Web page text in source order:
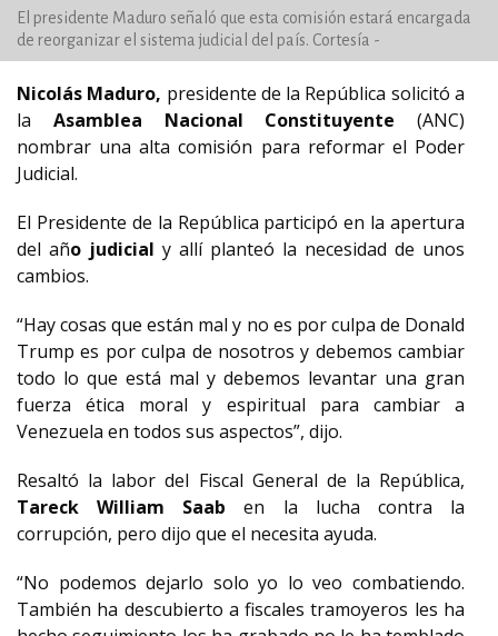
El presidente Maduro señaló que esta comisión estará encargada
de reorganizar el sistema judicial del país. Cortesía -
Nicolás Maduro, presidente de la República solicitó a
la Asamblea Nacional Constituyente (ANC)
nombrar una alta comisión para reformar el Poder
Judicial.
El Presidente de la República participó en la apertura
del año judicial y allí planteó la necesidad de unos
cambios.
“Hay cosas que están mal y no es por culpa de Donald
Trump es por culpa de nosotros y debemos cambiar
todo lo que está mal y debemos levantar una gran
fuerza ética moral y espiritual para cambiar a
Venezuela en todos sus aspectos”, dijo.
Resaltó la labor del Fiscal General de la República,
Tareck William Saab en la lucha contra la
corrupción, pero dijo que el necesita ayuda.
“No podemos dejarlo solo yo lo veo combatiendo.
También ha descubierto a fiscales tramoyeros les ha